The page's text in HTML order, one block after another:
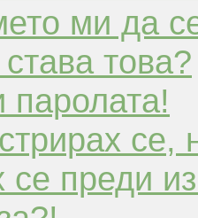
ми да
това?
паролата!
се,
се преди